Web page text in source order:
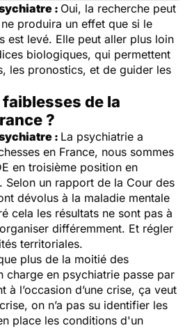
: Oui, la recherche peut
produira un effet que si le
est levé. Elle peut aller plus loin
biologiques, qui permettent
les pronostics, et de guider les
de la
?
: La psychiatrie a
en France, nous sommes
en troisième position en
Selon un rapport de la Cour des
dévolus à la maladie mentale
cela les résultats ne sont pas à
différemment. Et régler
territoriales.
plus de la moitié des
charge en psychiatrie passe par
à l’occasion d’une crise, ça veut
on n’a pas su identifier les
place les conditions d'un